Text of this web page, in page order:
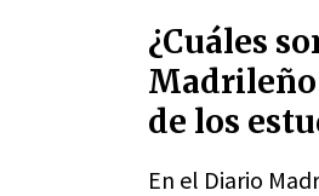
¿Cuáles
Madrileño
de los
En el Diario